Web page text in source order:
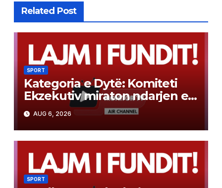
Related Post
SPORT
Kategoria e Dytë: Komiteti
Ekzekutiv miraton ndarjen e
grupeve
AUG 6, 2026
SPORT